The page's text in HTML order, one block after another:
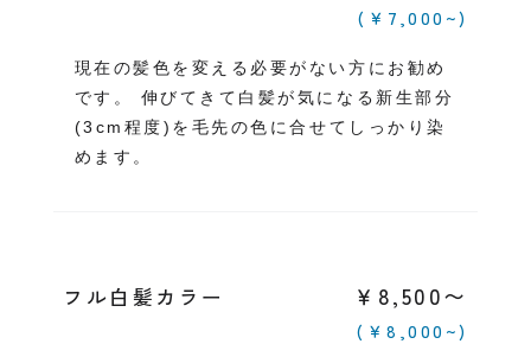
(￥7,000~)
現在の髪色を変える必要がない方にお勧め
です。 伸びてきて白髪が気になる新生部分
(3cm程度)を毛先の色に合せてしっかり染
めます。
フル白髪カラー ￥8,500〜
(￥8,000~)